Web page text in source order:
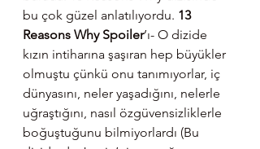
bu çok güzel anlatılıyordu. 13
Reasons Why Spoiler’ı- O dizide
kızın intiharına şaşıran hep büyükler
olmuştu çünkü onu tanımıyorlar, iç
dünyasını, neler yaşadığını, nelerle
uğraştığını, nasıl özgüvensizliklerle
boğuştuğunu bilmiyorlardı (Bu